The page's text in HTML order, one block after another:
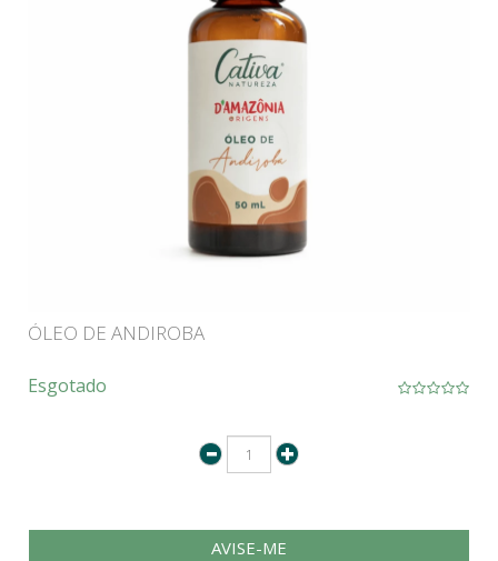
ÓLEO DE ANDIROBA
Esgotado
AVISE-ME